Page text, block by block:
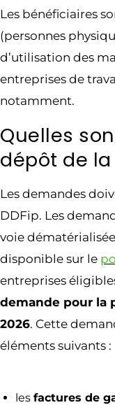
Les bénéficiaires
(personnes
d’utilisation des
entreprises de
notamment.
Quelles
dépôt de
Les demandes
DDFip. Les
voie
disponible sur le
entreprises
demande pour la
2026. Cette
éléments suivants :
les factures de